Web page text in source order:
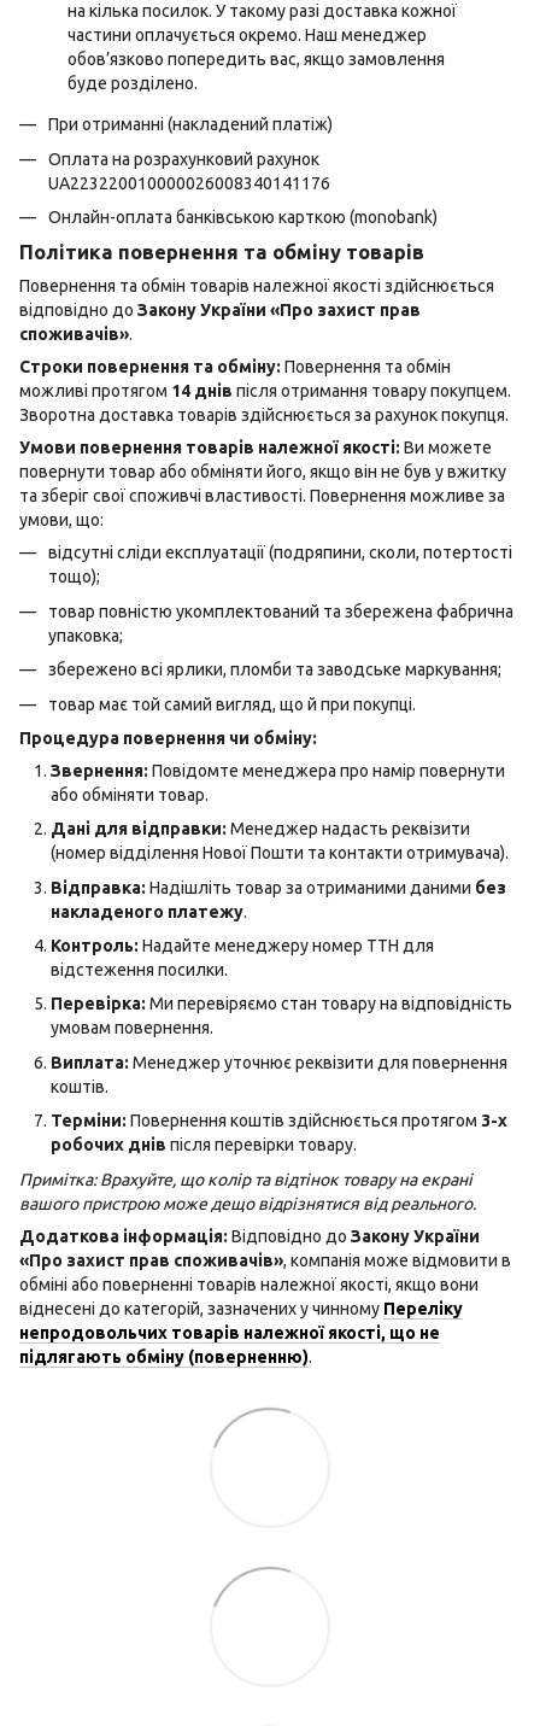
на кілька посилок. У такому разі доставка кожної
частини оплачується окремо. Наш менеджер
обов’язково попередить вас, якщо замовлення
буде розділено.
При отриманні (накладений платіж)
Оплата на розрахунковий рахунок
UA223220010000026008340141176
Онлайн-оплата банківською карткою (monobank)
Політика повернення та обміну товарів
Повернення та обмін товарів належної якості здійснюється
відповідно до Закону України «Про захист прав
споживачів».
Строки повернення та обміну: Повернення та обмін
можливі протягом 14 днів після отримання товару покупцем.
Зворотна доставка товарів здійснюється за рахунок покупця.
Умови повернення товарів належної якості: Ви можете
повернути товар або обміняти його, якщо він не був у вжитку
та зберіг свої споживчі властивості. Повернення можливе за
умови, що:
відсутні сліди експлуатації (подряпини, сколи, потертості
тощо);
товар повністю укомплектований та збережена фабрична
упаковка;
збережено всі ярлики, пломби та заводське маркування;
товар має той самий вигляд, що й при покупці.
Процедура повернення чи обміну:
Звернення: Повідомте менеджера про намір повернути
або обміняти товар.
Дані для відправки: Менеджер надасть реквізити
(номер відділення Нової Пошти та контакти отримувача).
Відправка: Надішліть товар за отриманими даними без
накладеного платежу.
Контроль: Надайте менеджеру номер ТТН для
відстеження посилки.
Перевірка: Ми перевіряємо стан товару на відповідність
умовам повернення.
Виплата: Менеджер уточнює реквізити для повернення
коштів.
Терміни: Повернення коштів здійснюється протягом 3-х
робочих днів після перевірки товару.
Примітка: Врахуйте, що колір та відтінок товару на екрані
вашого пристрою може дещо відрізнятися від реального.
Додаткова інформація: Відповідно до Закону України
«Про захист прав споживачів», компанія може відмовити в
обміні або поверненні товарів належної якості, якщо вони
віднесені до категорій, зазначених у чинному Переліку
непродовольчих товарів належної якості, що не
підлягають обміну (поверненню).